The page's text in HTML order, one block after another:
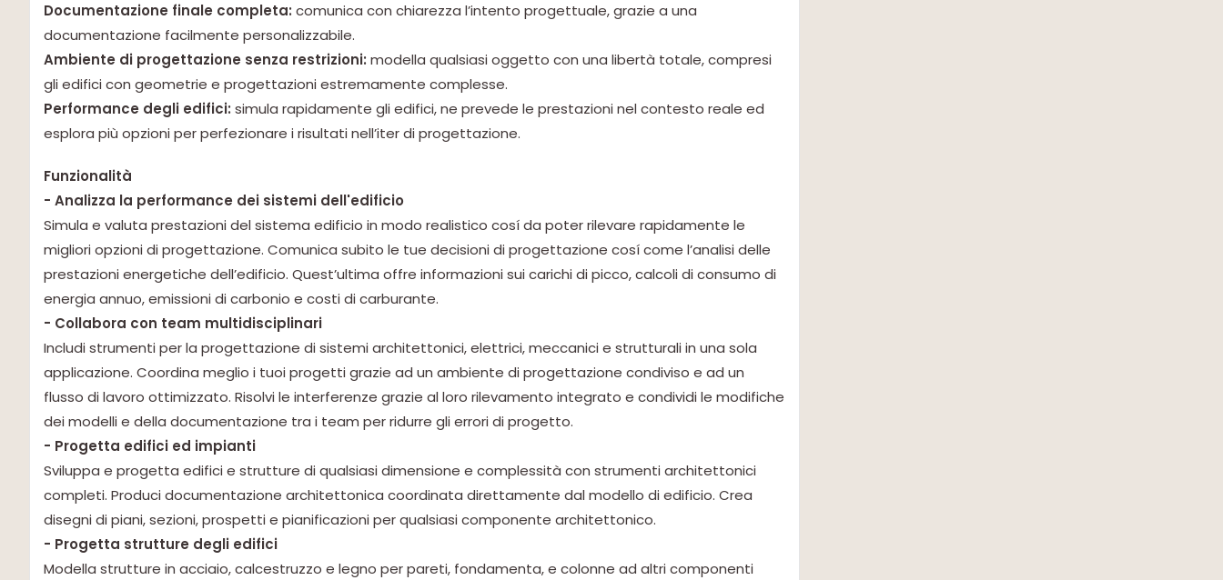
Documentazione finale completa: comunica con chiarezza l’intento progettuale, grazie a una
documentazione facilmente personalizzabile.
Ambiente di progettazione senza restrizioni: modella qualsiasi oggetto con una libertà totale, compresi
gli edifici con geometrie e progettazioni estremamente complesse.
Performance degli edifici: simula rapidamente gli edifici, ne prevede le prestazioni nel contesto reale ed
esplora più opzioni per perfezionare i risultati nell’iter di progettazione.
Funzionalità
- Analizza la performance dei sistemi dell'edificio
Simula e valuta prestazioni del sistema edificio in modo realistico cosí da poter rilevare rapidamente le
migliori opzioni di progettazione. Comunica subito le tue decisioni di progettazione cosí come l’analisi delle
prestazioni energetiche dell’edificio. Quest’ultima offre informazioni sui carichi di picco, calcoli di consumo di
energia annuo, emissioni di carbonio e costi di carburante.
- Collabora con team multidisciplinari
Includi strumenti per la progettazione di sistemi architettonici, elettrici, meccanici e strutturali in una sola
applicazione. Coordina meglio i tuoi progetti grazie ad un ambiente di progettazione condiviso e ad un
flusso di lavoro ottimizzato. Risolvi le interferenze grazie al loro rilevamento integrato e condividi le modifiche
dei modelli e della documentazione tra i team per ridurre gli errori di progetto.
- Progetta edifici ed impianti
Sviluppa e progetta edifici e strutture di qualsiasi dimensione e complessità con strumenti architettonici
completi. Produci documentazione architettonica coordinata direttamente dal modello di edificio. Crea
disegni di piani, sezioni, prospetti e pianificazioni per qualsiasi componente architettonico.
- Progetta strutture degli edifici
Modella strutture in acciaio, calcestruzzo e legno per pareti, fondamenta, e colonne ad altri componenti